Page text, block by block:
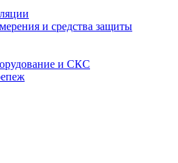
и средства защиты
и СКС